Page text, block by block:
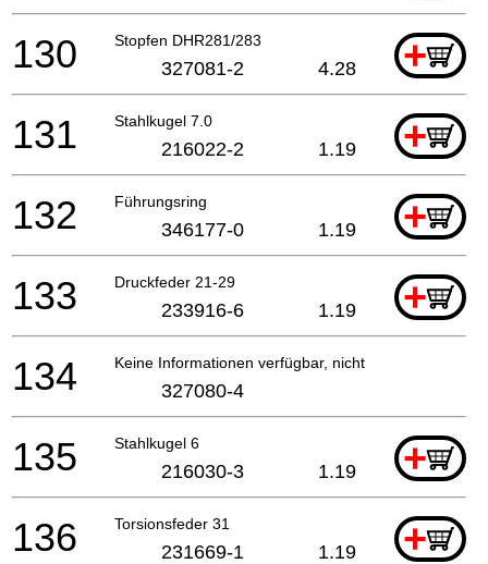
Stopfen DHR281/283 +
130 327081-2 4.28
Stahlkugel 7.0 +
131 216022-2 1.19
Führungsring +
132 346177-0 1.19
Druckfeder 21-29 +
133 233916-6 1.19
Keine Informationen verfügbar, nicht bestellbar
134 327080-4
Stahlkugel 6 +
135 216030-3 1.19
Torsionsfeder 31 +
136 231669-1 1.19